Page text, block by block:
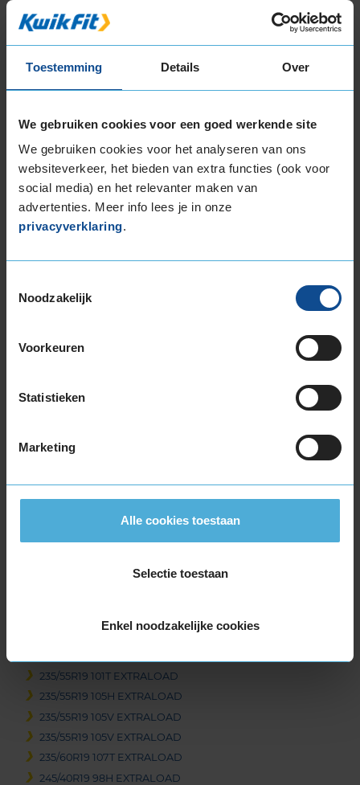
Toestemming Details Over
We gebruiken cookies voor een goed werkende site
We gebruiken cookies voor het analyseren van ons
websiteverkeer, het bieden van extra functies (ook voor
social media) en het relevanter maken van
advertenties. Meer info lees je in onze
privacyverklaring.
Noodzakelijk
Voorkeuren
Statistieken
Marketing
Alle cookies toestaan
Selectie toestaan
Enkel noodzakelijke cookies
235/45R18 94V EXTRALOAD
235/50R18 101V EXTRALOAD
235/55R18 104V EXTRALOAD
245/40R18 97V EXTRALOAD
255/40R18 99V EXTRALOAD
255/45R18 103V EXTRALOAD
255/55R18 109V EXTRALOAD
225/35R19 88W EXTRALOAD
225/40R19 93W EXTRALOAD
225/50R19 100V EXTRALOAD
235/45R19 99V EXTRALOAD
235/55R19 101T EXTRALOAD
235/55R19 105H EXTRALOAD
235/55R19 105V EXTRALOAD
235/55R19 105V EXTRALOAD
235/60R19 107T EXTRALOAD
245/40R19 98H EXTRALOAD